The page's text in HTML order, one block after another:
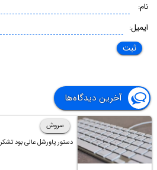
نام:
ایمیل:
آخرین دیدگاه‌ها
سروش
دستور پاورشل عالی بود تشکر